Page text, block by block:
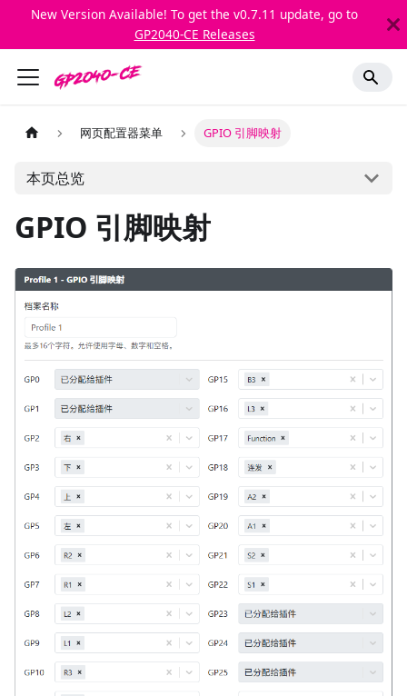
New Version Available! To get the v0.7.11 update, go to
GP2040-CE Releases
网页配置器菜单 GPIO 引脚映射
本页总览
GPIO 引脚映射